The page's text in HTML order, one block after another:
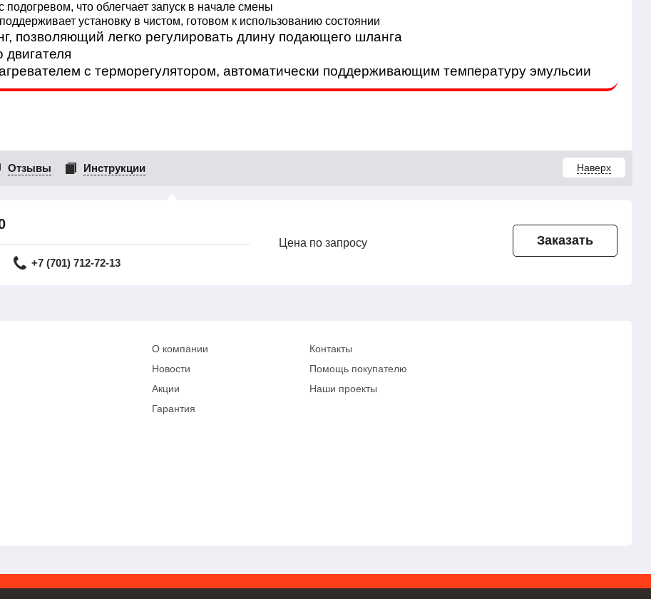
что облегчает запуск в начале смены
установку в чистом, готовом к использованию состоянии
позволяющий легко регулировать длину подающего шланга
двигателя
с терморегулятором, автоматически поддерживающим температуру эмульсии
Отзывы Инструкции Наверх
+7 (701) 712-72-13
Цена по запросу Заказать
О компании
Новости
Акции
Гарантия
Контакты
Помощь покупателю
Наши проекты